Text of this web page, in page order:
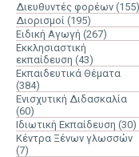
Διευθυντές φορέων (155)
Διορισμοί (195)
Ειδική Αγωγή (267)
Εκκλησιαστική
εκπαίδευση (43)
Εκπαιδευτικά Θέματα
(384)
Ενισχυτική Διδασκαλία
(60)
Ιδιωτική Εκπαίδευση (30)
Κέντρα Ξένων γλωσσών
(7)